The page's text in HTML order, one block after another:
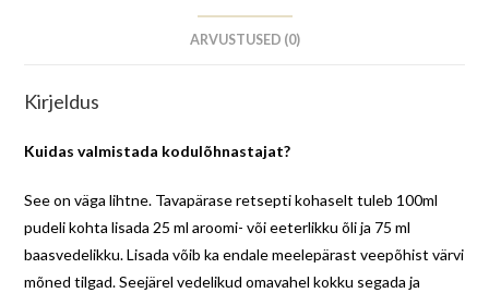
ARVUSTUSED (0)
Kirjeldus
Kuidas valmistada kodulõhnastajat?
See on väga lihtne. Tavapärase retsepti kohaselt tuleb 100ml
pudeli kohta lisada 25 ml aroomi- või eeterlikku õli ja 75 ml
baasvedelikku. Lisada võib ka endale meelepärast veepõhist värvi
mõned tilgad. Seejärel vedelikud omavahel kokku segada ja